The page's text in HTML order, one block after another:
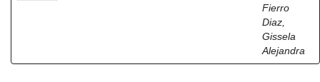
Fierro
Diaz,
Gissela
Alejandra